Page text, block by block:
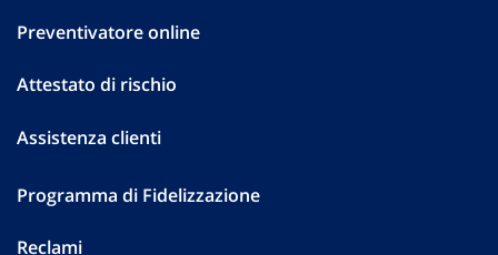
Preventivatore online
Attestato di rischio
Assistenza clienti
Programma di Fidelizzazione
Reclami